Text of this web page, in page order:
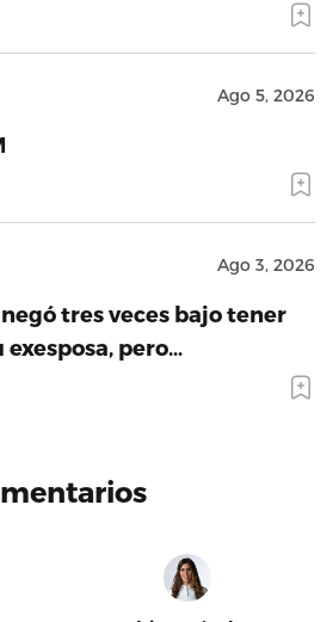
Ago 5, 2026
Ago 3, 2026
negó tres veces bajo tener
pero…